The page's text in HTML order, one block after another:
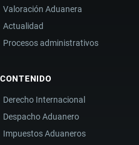
Valoración Aduanera
Actualidad
Procesos administrativos
CONTENIDO
Derecho Internacional
Despacho Aduanero
Impuestos Aduaneros